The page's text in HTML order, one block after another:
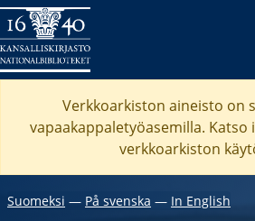
Verkkoarkiston aineisto on
vapaakappaletyöasemilla. Katso
verkkoarkiston
Suomeksi ― På svenska ― In English